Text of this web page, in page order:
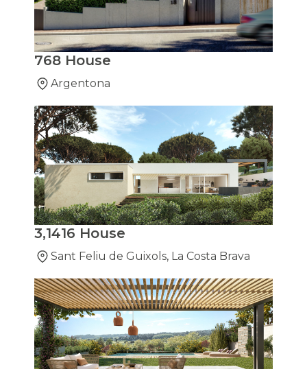
768 House
Argentona
3,1416 House
Sant Feliu de Guixols, La Costa Brava